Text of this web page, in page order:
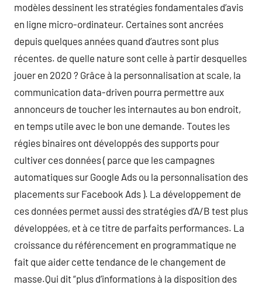
modèles dessinent les stratégies fondamentales d’avis
en ligne micro-ordinateur. Certaines sont ancrées
depuis quelques années quand d’autres sont plus
récentes. de quelle nature sont celle à partir desquelles
jouer en 2020 ? Grâce à la personnalisation at scale, la
communication data-driven pourra permettre aux
annonceurs de toucher les internautes au bon endroit,
en temps utile avec le bon une demande. Toutes les
régies binaires ont développés des supports pour
cultiver ces données ( parce que les campagnes
automatiques sur Google Ads ou la personnalisation des
placements sur Facebook Ads ). La développement de
ces données permet aussi des stratégies d’A/B test plus
développées, et à ce titre de parfaits performances. La
croissance du référencement en programmatique ne
fait que aider cette tendance de le changement de
masse.Qui dit “plus d’informations à la disposition des